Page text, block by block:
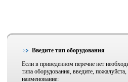
Введите тип оборудования
Если в приведенном перечне нет
типа оборудования, введите, пожалуйста,
наименование: